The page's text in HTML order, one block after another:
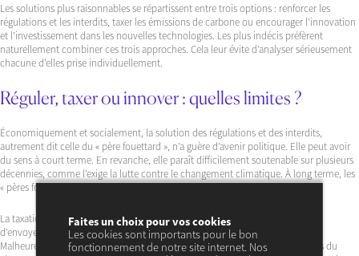
Les solutions plus raisonnables se répartissent entre trois options : renforcer les
régulations et les interdits, taxer les émissions de carbone ou encourager l’innovation
et l’investissement dans les nouvelles technologies. Les plus indécis préfèrent
naturellement combiner ces trois approches. Cela leur évite d’analyser sérieusement
chacune d’elles prise individuellement.
Réguler, taxer ou innover : quelles limites ?
Économiquement et socialement, la solution des régulations et des interdits,
autrement dit celle du « père fouettard », n’a guère d’avenir politique. Elle peut avoir
du sens à court terme. En revanche, elle paraît difficilement soutenable sur plusieurs
décennies, comme l’exige la lutte contre le changement climatique. À long terme, les
« pères fouettards » font souvent le lit des populismes puis des tyrannies.
La taxation des émissions de carbone séduit les économistes. Celle-ci permet
d’envoyer des signaux-prix clairs et d’orienter les comportements du marché.
Malheureusement, elle suppose d’estimer la valeur actualisée des coûts futurs du
Faites un choix pour vos cookies
Les cookies sont importants pour le bon
fonctionnement de notre site internet. Nos